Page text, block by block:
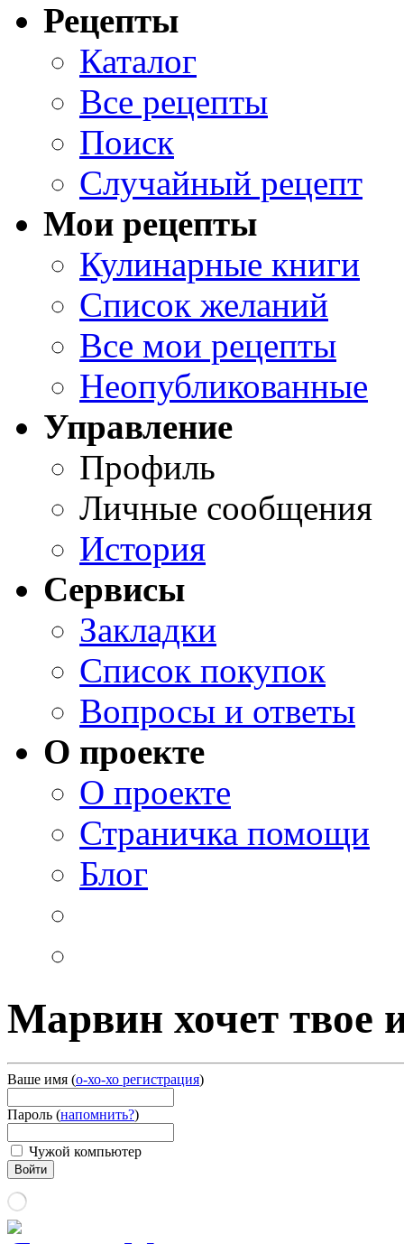
Рецепты
Каталог
Все рецепты
Поиск
Случайный рецепт
Мои рецепты
Кулинарные книги
Список желаний
Все мои рецепты
Неопубликованные
Управление
Профиль
Личные сообщения
История
Сервисы
Закладки
Список покупок
Вопросы и ответы
О проекте
О проекте
Страничка помощи
Блог
Марвин хочет твое
Ваше имя (о-хо-хо регистрация)
Пароль (напомнить?)
Чужой компьютер